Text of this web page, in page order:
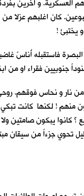
و اخرين
كان اغلبهم عزلا
يختبئ !
البصرة فاستقبله
جنوبيين فقراء او من
نار و نحاس فوقهم.
! لكنها كانت
؟ كانوا يبكون
جزءاً من سيقان